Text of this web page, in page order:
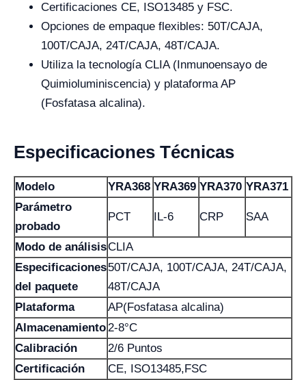
Certificaciones CE, ISO13485 y FSC.
Opciones de empaque flexibles: 50T/CAJA,
100T/CAJA, 24T/CAJA, 48T/CAJA.
Utiliza la tecnología CLIA (Inmunoensayo de
Quimioluminiscencia) y plataforma AP
(Fosfatasa alcalina).
Especificaciones Técnicas
Modelo YRA368 YRA369 YRA370 YRA371
Parámetro
probado
PCT IL-6 CRP SAA
Modo de análisisCLIA
Especificaciones
del paquete
50T/CAJA, 100T/CAJA, 24T/CAJA,
48T/CAJA
Plataforma
AP(Fosfatasa alcalina)
Almacenamiento2-8°C
Calibración
2/6 Puntos
Certificación
CE, ISO13485,FSC